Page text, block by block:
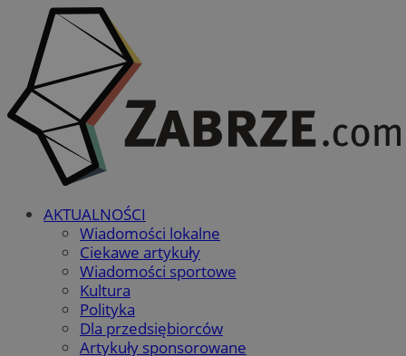
AKTUALNOŚCI
Wiadomości lokalne
Ciekawe artykuły
Wiadomości sportowe
Kultura
Polityka
Dla przedsiębiorców
Artykuły sponsorowane